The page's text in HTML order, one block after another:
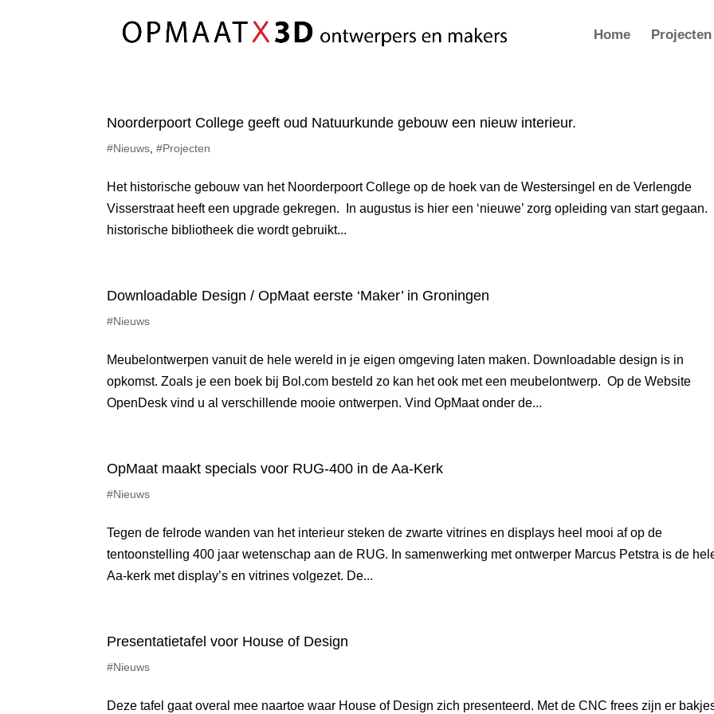
Home Projecten
Noorderpoort College geeft oud Natuurkunde gebouw een nieuw interieur.
#Nieuws ,#Projecten
Het historische gebouw van het Noorderpoort College op de hoek van de Westersingel en de Verlengde
Visserstraat heeft een upgrade gekregen. In augustus is hier een ‘nieuwe’ zorg opleiding van start gegaan.
historische bibliotheek die wordt gebruikt...
Downloadable Design / OpMaat eerste ‘Maker’ in Groningen
#Nieuws
Meubelontwerpen vanuit de hele wereld in je eigen omgeving laten maken. Downloadable design is in
opkomst. Zoals je een boek bij Bol.com besteld zo kan het ook met een meubelontwerp. Op de Website
OpenDesk vind u al verschillende mooie ontwerpen. Vind OpMaat onder de...
OpMaat maakt specials voor RUG-400 in de Aa-Kerk
#Nieuws
Tegen de felrode wanden van het interieur steken de zwarte vitrines en displays heel mooi af op de
tentoonstelling 400 jaar wetenschap aan de RUG. In samenwerking met ontwerper Marcus Petstra is de
Aa-kerk met display’s en vitrines volgezet. De...
Presentatietafel voor House of Design
#Nieuws
Deze tafel gaat overal mee naartoe waar House of Design zich presenteerd. Met de CNC frees zijn er